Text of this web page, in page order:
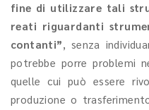
fine di utilizzare tali
reati riguardanti
contanti”, senza
potrebbe porre problemi
quelle cui può essere
produzione o